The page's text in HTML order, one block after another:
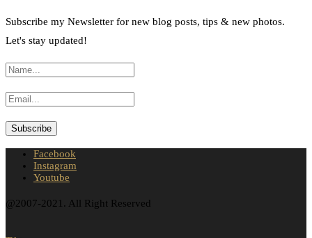
Subscribe my Newsletter for new blog posts, tips & new photos.
Let's stay updated!
Facebook
Instagram
Youtube
@2007-2021. All Right Reserved